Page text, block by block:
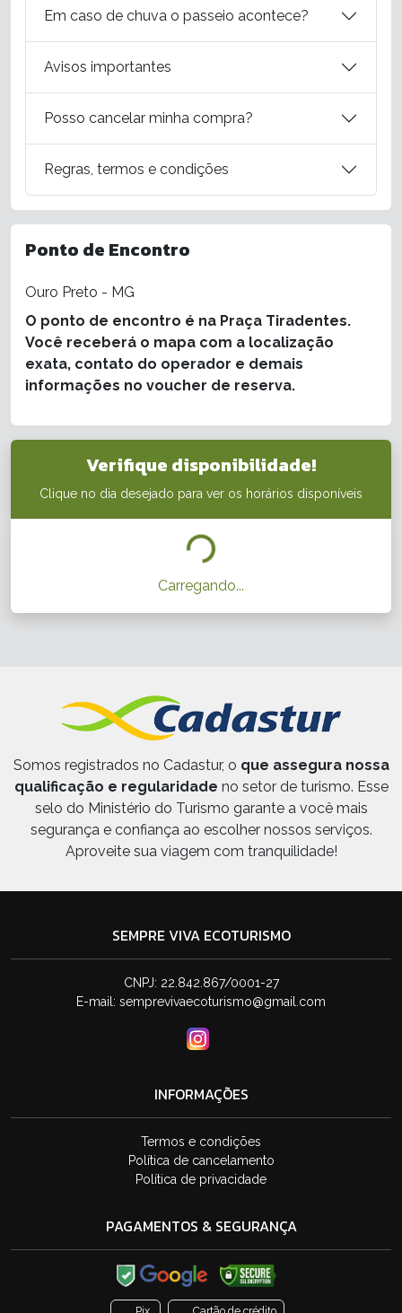
Em caso de chuva o passeio acontece?
Avisos importantes
Posso cancelar minha compra?
Regras, termos e condições
Ponto de Encontro
Ouro Preto - MG
O ponto de encontro é na Praça Tiradentes.
Você receberá o mapa com a localização
exata, contato do operador e demais
informações no voucher de reserva.
Verifique disponibilidade!
Clique no dia desejado para ver os horários disponíveis
Carregando...
Somos registrados no Cadastur, o que assegura nossa
qualificação e regularidade no setor de turismo. Esse
selo do Ministério do Turismo garante a você mais
segurança e confiança ao escolher nossos serviços.
Aproveite sua viagem com tranquilidade!
SEMPRE VIVA ECOTURISMO
CNPJ: 22.842.867/0001-27
E-mail: semprevivaecoturismo@gmail.com
INFORMAÇÕES
Termos e condições
Política de cancelamento
Política de privacidade
PAGAMENTOS & SEGURANÇA